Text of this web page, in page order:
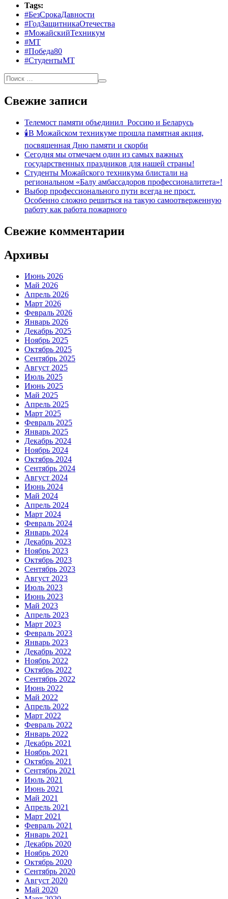
Tags:
#БезСрокаДавности
#ГодЗащитникаОтечества
#МожайскийТехникум
#МТ
#Победа80
#СтудентыМТ
Свежие записи
Телемост памяти объединил Россию и Беларусь
🕯В Можайском техникуме прошла памятная акция,
посвященная Дню памяти и скорби
Сегодня мы отмечаем один из самых важных
государственных праздников для нашей страны!
Студенты Можайского техникума блистали на
региональном «Балу амбассадоров профессионалитета»!
Выбор профессионального пути всегда не прост.
Особенно сложно решиться на такую самоотверженную
работу как работа пожарного
Свежие комментарии
Архивы
Июнь 2026
Май 2026
Апрель 2026
Март 2026
Февраль 2026
Январь 2026
Декабрь 2025
Ноябрь 2025
Октябрь 2025
Сентябрь 2025
Август 2025
Июль 2025
Июнь 2025
Май 2025
Апрель 2025
Март 2025
Февраль 2025
Январь 2025
Декабрь 2024
Ноябрь 2024
Октябрь 2024
Сентябрь 2024
Август 2024
Июнь 2024
Май 2024
Апрель 2024
Март 2024
Февраль 2024
Январь 2024
Декабрь 2023
Ноябрь 2023
Октябрь 2023
Сентябрь 2023
Август 2023
Июль 2023
Июнь 2023
Май 2023
Апрель 2023
Март 2023
Февраль 2023
Январь 2023
Декабрь 2022
Ноябрь 2022
Октябрь 2022
Сентябрь 2022
Июнь 2022
Май 2022
Апрель 2022
Март 2022
Февраль 2022
Январь 2022
Декабрь 2021
Ноябрь 2021
Октябрь 2021
Сентябрь 2021
Июль 2021
Июнь 2021
Май 2021
Апрель 2021
Март 2021
Февраль 2021
Январь 2021
Декабрь 2020
Ноябрь 2020
Октябрь 2020
Сентябрь 2020
Август 2020
Май 2020